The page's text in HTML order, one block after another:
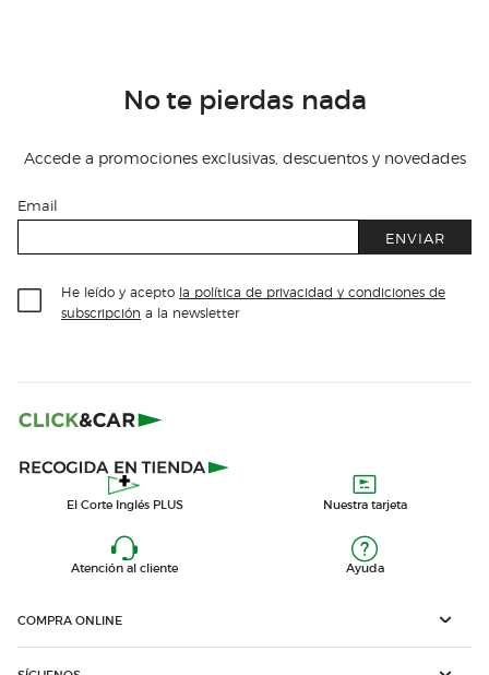
No te pierdas nada
Accede a promociones exclusivas, descuentos y novedades
Email
ENVIAR
He leído y acepto la política de privacidad y condiciones de
subscripción a la newsletter
El Corte Inglés PLUS Nuestra tarjeta
Atención al cliente Ayuda
COMPRA ONLINE